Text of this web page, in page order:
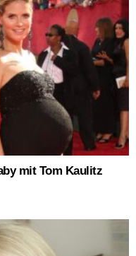
mit Tom Kaulitz